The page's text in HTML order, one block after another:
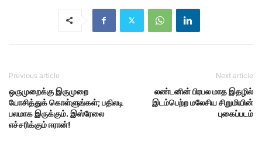
Previous article
ஒருமுறைக்கு இருமுறை
யோசித்துக் கொள்ளுங்கள்; பதிலடி
பலமாக இருக்கும். இஸ்ரேலை
எச்சரிக்கும் ஈரான்!
Next article
லண்டனின் பிரபல மாத இதழில்
இடம்பெற்ற மலேசிய சிறுமியின்
புகைப்படம்